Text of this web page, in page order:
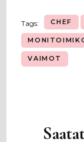
Tags: CHEF
VAIMOT
Artikkelien